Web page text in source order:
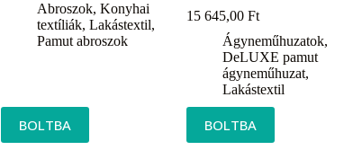
Abroszok,Konyhai
textíliák,Lakástextil,
Pamut abroszok
BOLTBA
15 645,00Ft
Ágyneműhuzatok,
DeLUXE pamut
ágyneműhuzat,
Lakástextil
BOLTBA